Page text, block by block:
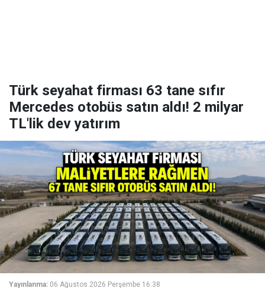
Türk seyahat firması 63 tane sıfır
Mercedes otobüs satın aldı! 2 milyar
TL'lik dev yatırım
Yayınlanma: 06 Ağustos 2026 Perşembe 16:38